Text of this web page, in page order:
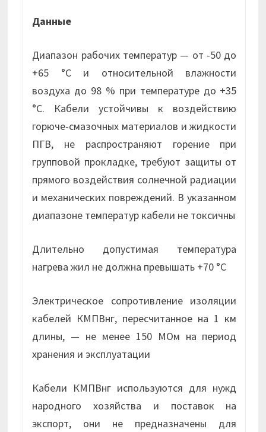
Данные
Диапазон рабочих температур — от -50 до
+65 °С и относительной влажности
воздуха до 98 % при температуре до +35
°С. Кабели устойчивы к воздействию
горюче-смазочных материалов и жидкости
ПГВ, не распространяют горение при
групповой прокладке, требуют защиты от
прямого воздействия солнечной радиации
и механических повреждений. В указанном
диапазоне температур кабели не токсичны
Длительно допустимая температура
нагрева жил не должна превышать +70 °С
Электрическое сопротивление изоляции
кабелей КМПВнг, пересчитанное на 1 км
длины, — не менее 150 МОм на период
хранения и эксплуатации
Кабели КМПВнг используются для нужд
народного хозяйства и поставок на
экспорт, они не предназначены для